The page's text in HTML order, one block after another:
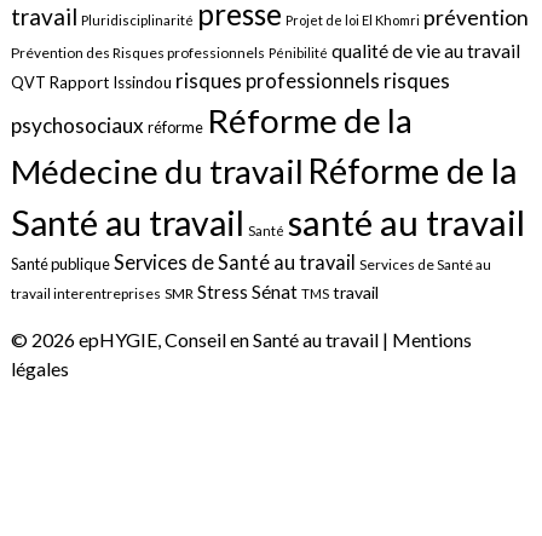
travail Pluridisciplinarité presse Projet de loi El Khomri prévention
Prévention des Risques professionnels Pénibilité qualité de vie au travail
QVT Rapport Issindou risques professionnels risques
psychosociauxréforme Réforme de la
Médecine du travail Réforme de la
Santé au travail Santé santé au travail
Santé publiqueServices de Santé au travail Services de Santé au
travail interentreprises SMR Stress Sénat TMS travail
© 2026 epHYGIE, Conseil en Santé au travail | Mentions
légales